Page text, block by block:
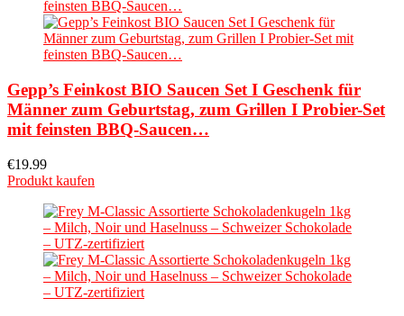
Gepp’s Feinkost BIO Saucen Set I Geschenk für
Männer zum Geburtstag, zum Grillen I Probier-Set
mit feinsten BBQ-Saucen…
€19.99
Produkt kaufen